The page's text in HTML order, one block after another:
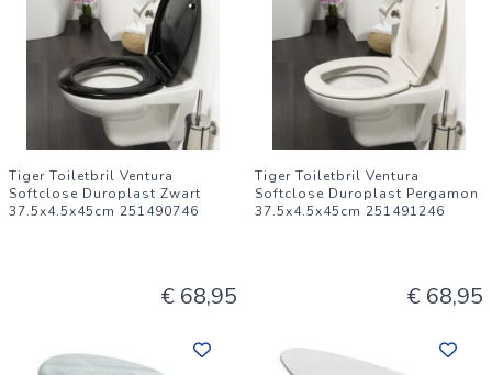
Tiger Toiletbril Ventura
Softclose Duroplast Zwart
37.5x4.5x45cm 251490746
€ 68,95
Tiger Toiletbril Ventura
Softclose Duroplast Pergamon
37.5x4.5x45cm 251491246
€ 68,95